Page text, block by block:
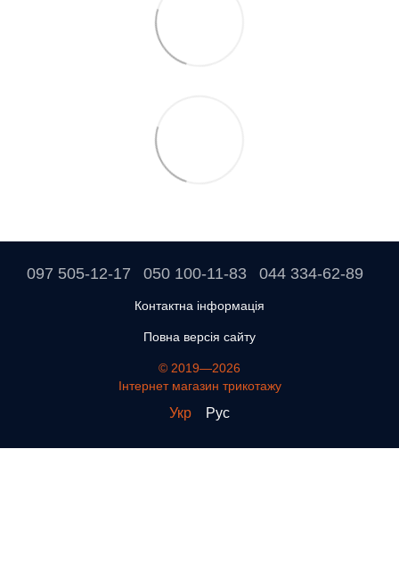
097 505-12-17 050 100-11-83 044 334-62-89
Контактна інформація
Повна версія сайту
© 2019—2026
Інтернет магазин трикотажу
Укр Рус